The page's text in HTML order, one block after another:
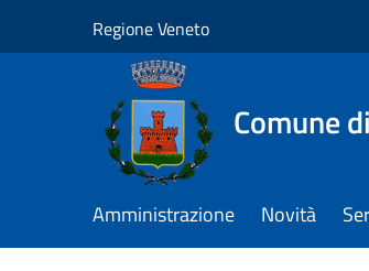
Regione Veneto
Comune
Amministrazione Novità